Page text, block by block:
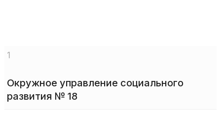
1
Окружное управление социального
развития № 18